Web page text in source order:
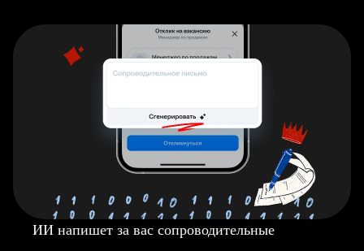
ИИ напишет за вас сопроводительные